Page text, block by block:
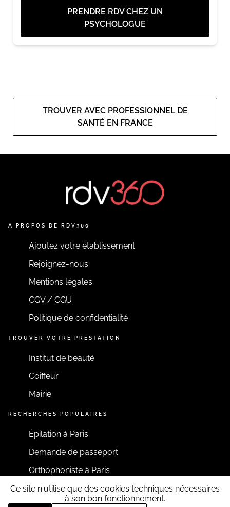
PRENDRE RDV CHEZ UN
PSYCHOLOGUE
TROUVER AVEC PROFESSIONNEL DE
SANTÉ EN FRANCE
A PROPOS DE RDV360
Ajoutez votre établissement
Rejoignez-nous
Mentions légales
CGV / CGU
Politique de confidentialité
TROUVER VOTRE PRESTATION
Institut de beauté
Coiffeur
Mairie
RECHERCHES POPULAIRES
Épilation à Paris
Demande de passeport
Orthophoniste à Paris
RESTONS CONNECTÉS
Ce site n'utilise que des cookies techniques nécessaires
à son bon fonctionnement.